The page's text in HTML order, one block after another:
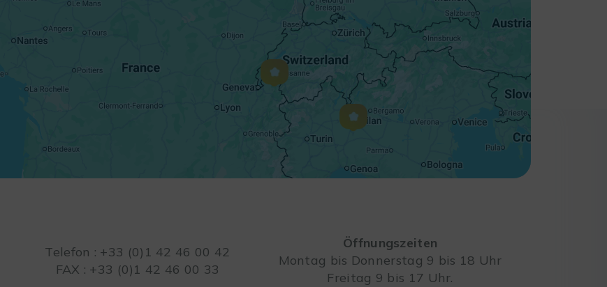
Telefon : +33 (0)1 42 46 00 42
FAX : +33 (0)1 42 46 00 33
Öffnungszeiten
Montag bis Donnerstag 9 bis 18 Uhr
Freitag 9 bis 17 Uhr.